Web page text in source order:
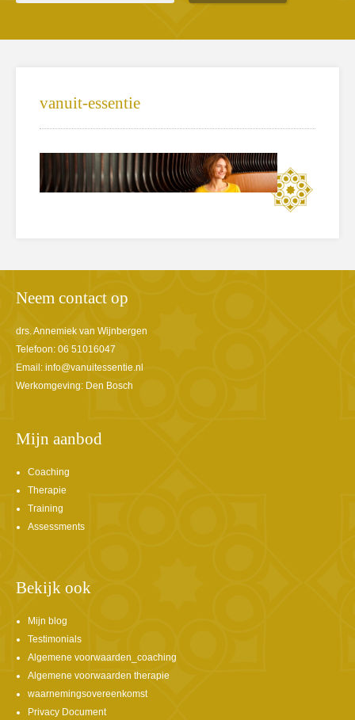
vanuit-essentie
Neem contact op
drs. Annemiek van Wijnbergen
Telefoon: 06 51016047
Email: info@vanuitessentie.nl
Werkomgeving: Den Bosch
Mijn aanbod
Coaching
Therapie
Training
Assessments
Bekijk ook
Mijn blog
Testimonials
Algemene voorwaarden_coaching
Algemene voorwaarden therapie
waarnemingsovereenkomst
Privacy Document